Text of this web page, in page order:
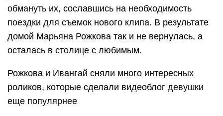
обмануть их, сославшись на необходимость
поездки для съемок нового клипа. В результате
домой Марьяна Рожкова так и не вернулась, а
осталась в столице с любимым.
Рожкова и Ивангай сняли много интересных
роликов, которые сделали видеоблог девушки
еще популярнее